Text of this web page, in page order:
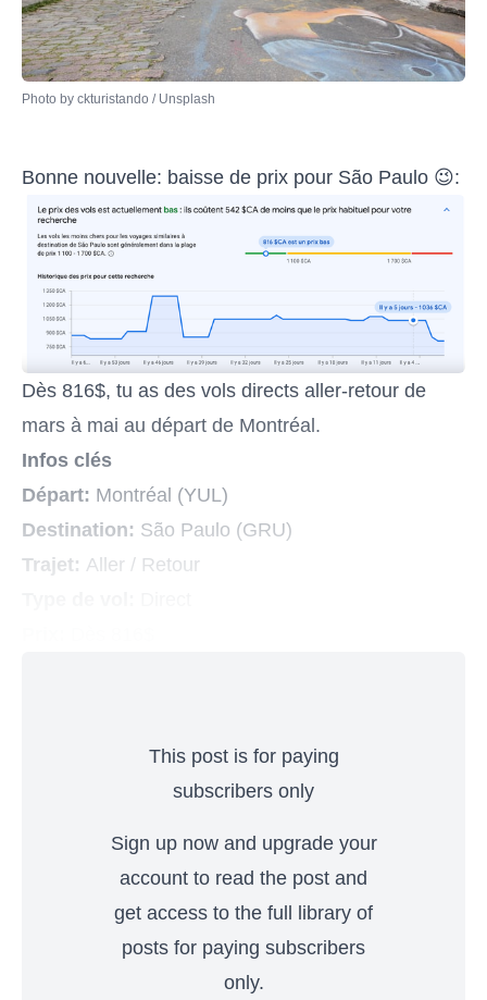
Photo by ckturistando / Unsplash
Bonne nouvelle: baisse de prix pour São Paulo 😉:
Dès 816$, tu as des vols directs aller-retour de
mars à mai au départ de Montréal.
Infos clés
Départ: Montréal (YUL)
Destination: São Paulo (GRU)
Trajet: Aller / Retour
This post is for paying
subscribers only
Sign up now and upgrade your
account to read the post and
get access to the full library of
posts for paying subscribers
only.